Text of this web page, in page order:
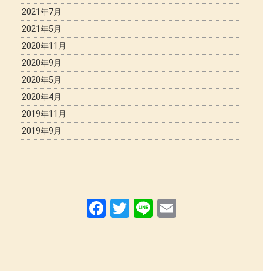
2021年7月
2021年5月
2020年11月
2020年9月
2020年5月
2020年4月
2019年11月
2019年9月
F
T Li